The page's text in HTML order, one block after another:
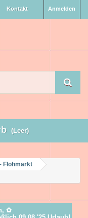
Anmelden
Kontakt
(Leer)
Flohmarkt
✿